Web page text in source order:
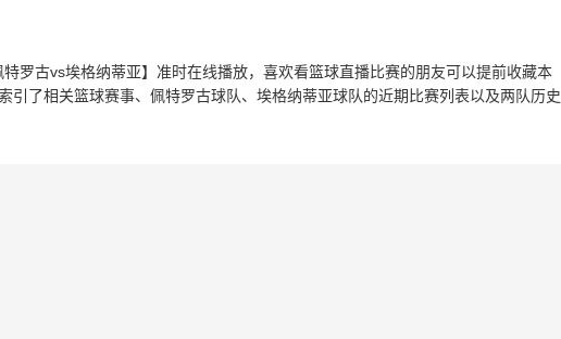
罗古vs埃格纳蒂亚】准时在线播放，喜欢看篮球直播比赛的朋友可以提前收藏本
引了相关篮球赛事、佩特罗古球队、埃格纳蒂亚球队的近期比赛列表以及两队历史